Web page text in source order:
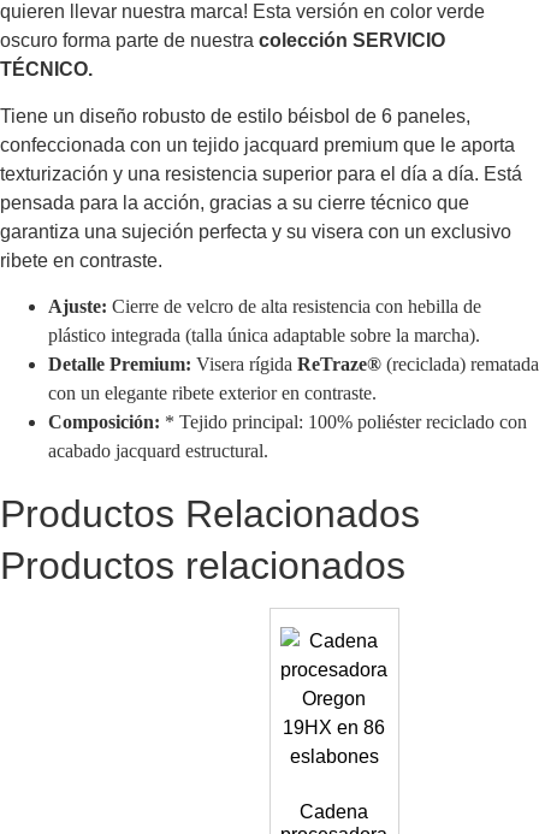
quieren llevar nuestra marca! Esta versión en color verde
oscuro forma parte de nuestra colección SERVICIO
TÉCNICO.
Tiene un diseño robusto de estilo béisbol de 6 paneles,
confeccionada con un tejido jacquard premium que le aporta
texturización y una resistencia superior para el día a día. Está
pensada para la acción, gracias a su cierre técnico que
garantiza una sujeción perfecta y su visera con un exclusivo
ribete en contraste.
Ajuste: Cierre de velcro de alta resistencia con hebilla de
plástico integrada (talla única adaptable sobre la marcha).
Detalle Premium: Visera rígida ReTraze® (reciclada) rematada
con un elegante ribete exterior en contraste.
Composición: * Tejido principal: 100% poliéster reciclado con
acabado jacquard estructural.
Productos Relacionados
Productos relacionados
Cadena